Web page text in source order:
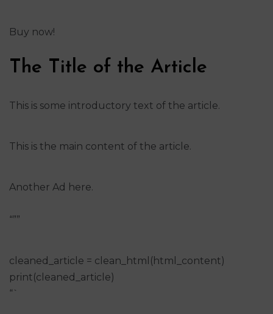
Buy now!
The Title of the Article
This is some introductory text of the article.
This is the main content of the article.
Another Ad here.
“””
cleaned_article = clean_html(html_content)
print(cleaned_article)
“`